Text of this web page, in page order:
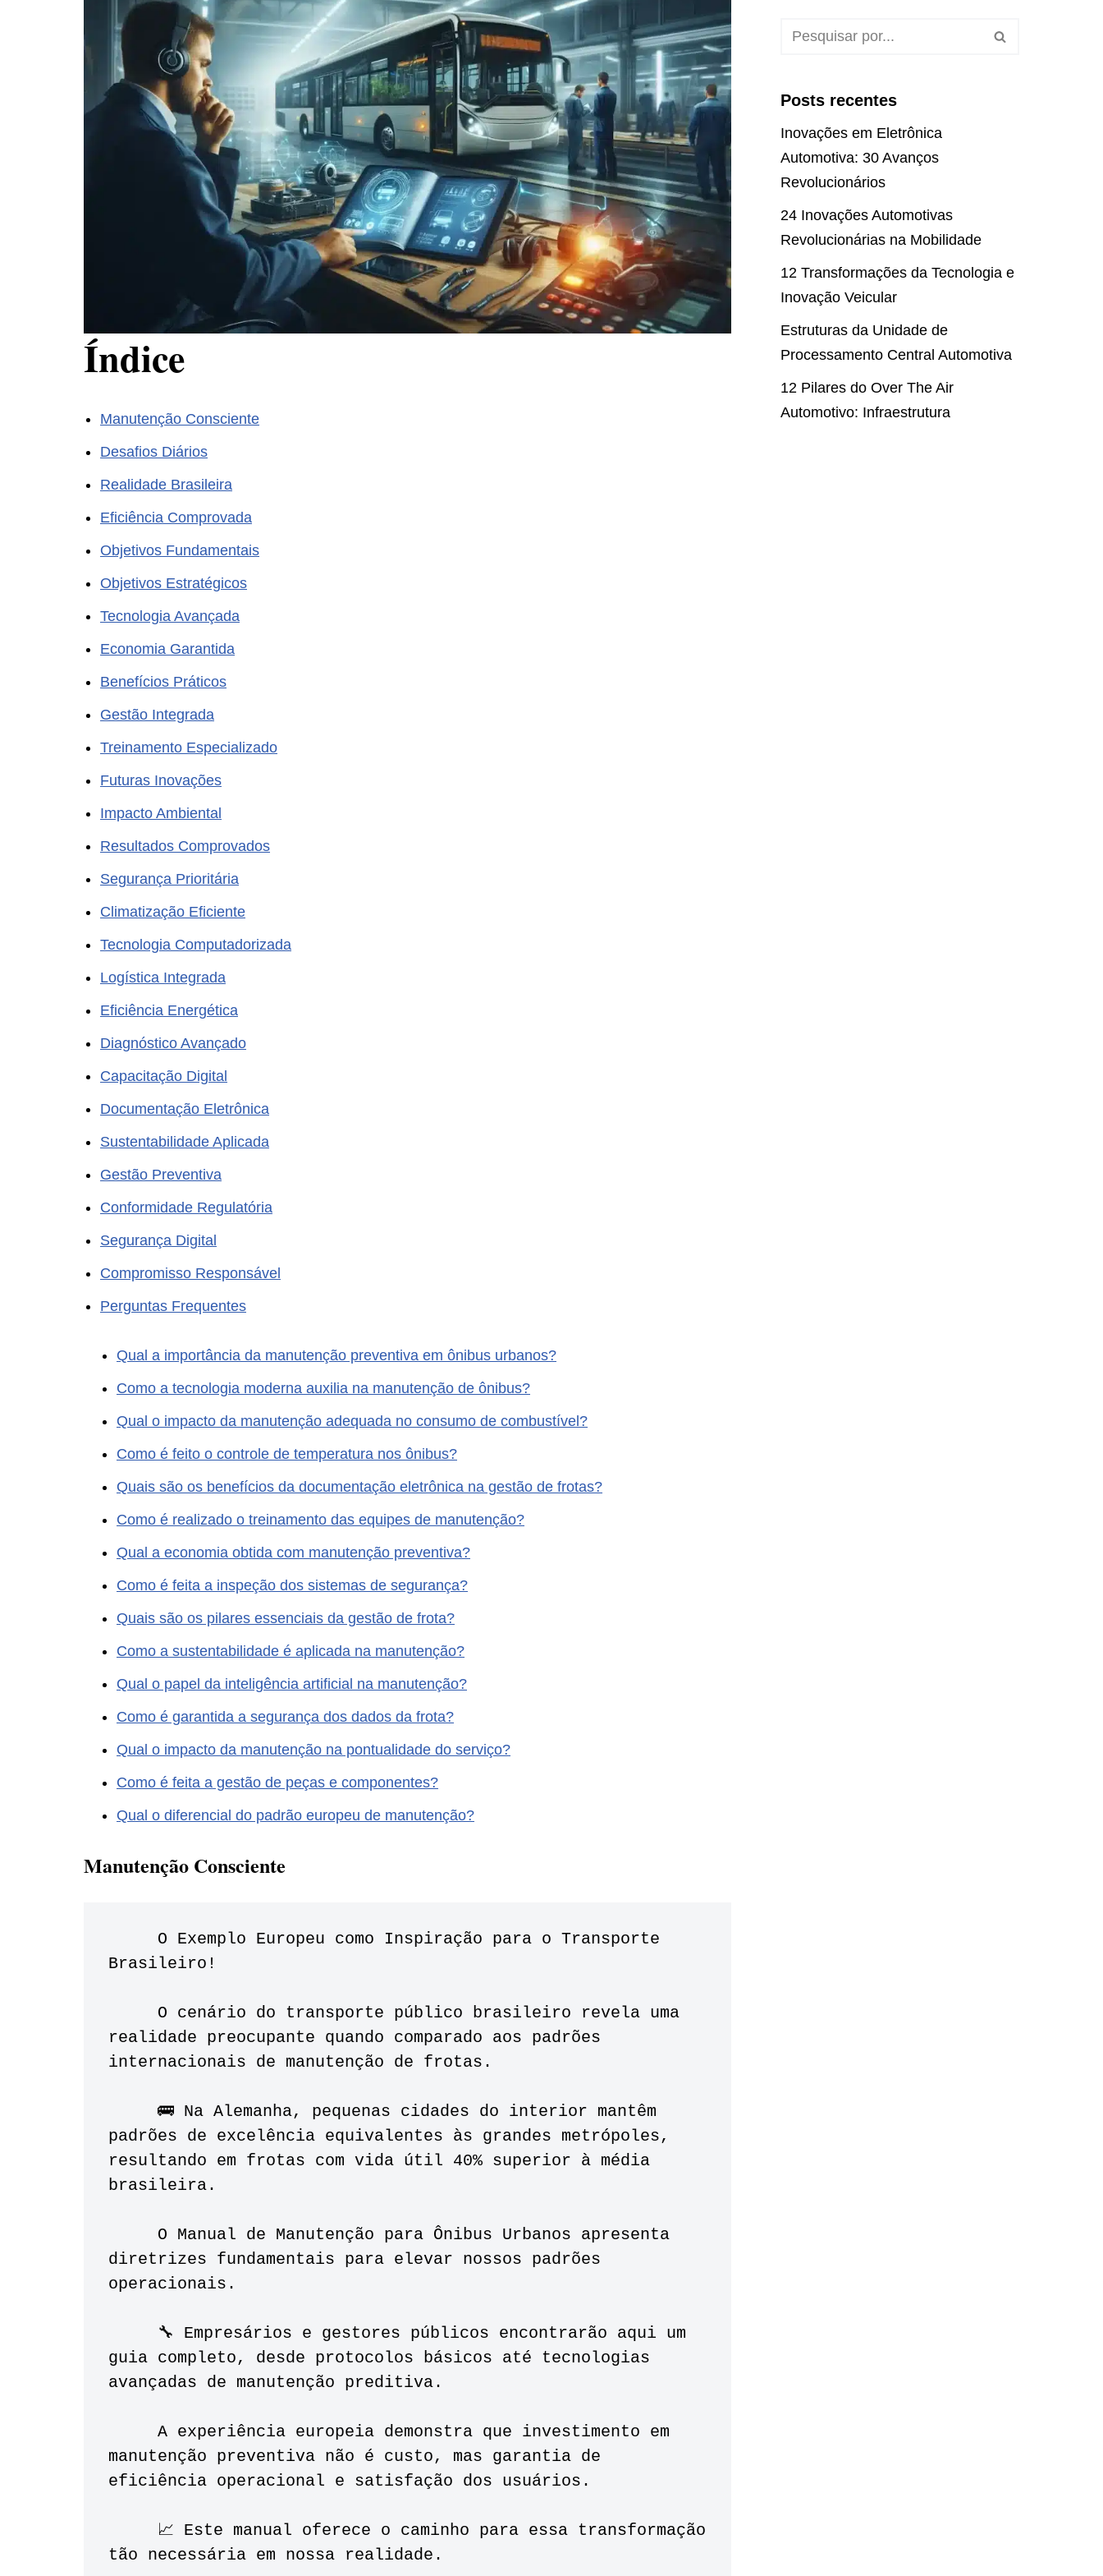
Índice
Manutenção Consciente
Desafios Diários
Realidade Brasileira
Eficiência Comprovada
Objetivos Fundamentais
Objetivos Estratégicos
Tecnologia Avançada
Economia Garantida
Benefícios Práticos
Gestão Integrada
Treinamento Especializado
Futuras Inovações
Impacto Ambiental
Resultados Comprovados
Segurança Prioritária
Climatização Eficiente
Tecnologia Computadorizada
Logística Integrada
Eficiência Energética
Diagnóstico Avançado
Capacitação Digital
Documentação Eletrônica
Sustentabilidade Aplicada
Gestão Preventiva
Conformidade Regulatória
Segurança Digital
Compromisso Responsável
Perguntas Frequentes
Qual a importância da manutenção preventiva em ônibus urbanos?
Como a tecnologia moderna auxilia na manutenção de ônibus?
Qual o impacto da manutenção adequada no consumo de combustível?
Como é feito o controle de temperatura nos ônibus?
Quais são os benefícios da documentação eletrônica na gestão de frotas?
Como é realizado o treinamento das equipes de manutenção?
Qual a economia obtida com manutenção preventiva?
Como é feita a inspeção dos sistemas de segurança?
Quais são os pilares essenciais da gestão de frota?
Como a sustentabilidade é aplicada na manutenção?
Qual o papel da inteligência artificial na manutenção?
Como é garantida a segurança dos dados da frota?
Qual o impacto da manutenção na pontualidade do serviço?
Como é feita a gestão de peças e componentes?
Qual o diferencial do padrão europeu de manutenção?
Manutenção Consciente
Brasileiro!
realidade preocupante quando comparado aos padrões
internacionais de manutenção de frotas.
padrões de excelência equivalentes às grandes metrópoles,
resultando em frotas com vida útil 40% superior à média
brasileira.
diretrizes fundamentais para elevar nossos padrões
operacionais.
guia completo, desde protocolos básicos até tecnologias
avançadas de manutenção preditiva.
manutenção preventiva não é custo, mas garantia de
eficiência operacional e satisfação dos usuários.
tão necessária em nossa realidade.
Posts recentes
Inovações em Eletrônica
Automotiva: 30 Avanços
Revolucionários
24 Inovações Automotivas
Revolucionárias na Mobilidade
12 Transformações da Tecnologia e
Inovação Veicular
Estruturas da Unidade de
Processamento Central Automotiva
12 Pilares do Over The Air
Automotivo: Infraestrutura